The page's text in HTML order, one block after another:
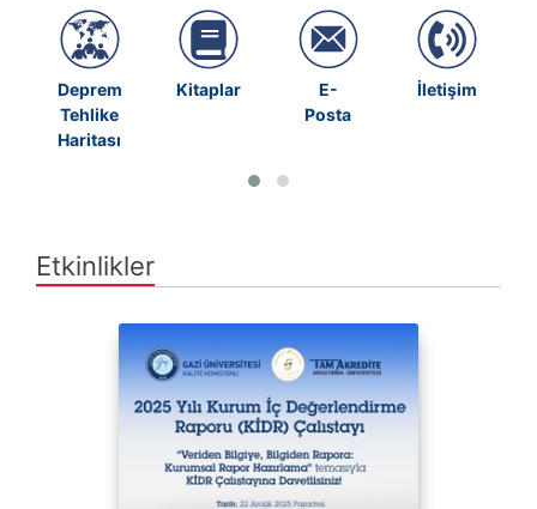
Deprem
Tehlike
Haritası
Kitaplar
E-
Posta
İletişim
Etkinlikler